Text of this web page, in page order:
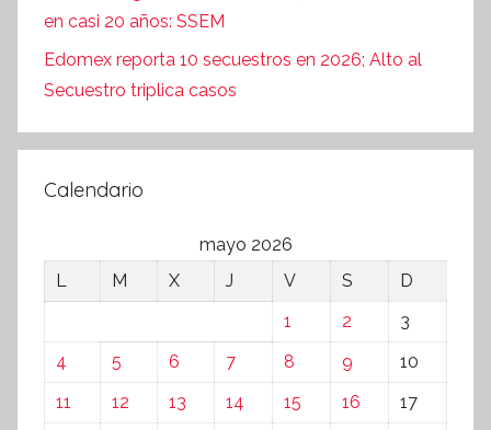
en casi 20 años: SSEM
Edomex reporta 10 secuestros en 2026; Alto al
Secuestro triplica casos
Calendario
mayo 2026
L
M X J V S
D
1
2
3
4
5 6 7 8 9
10
11
12 13 14 15 16
17